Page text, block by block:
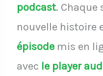
podcast. Chaque
nouvelle histoire
épisodemis en
avec le player